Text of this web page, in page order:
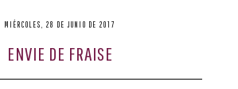
MIÉRCOLES, 28 DE JUNIO DE 2017
ENVIE DE FRAISE